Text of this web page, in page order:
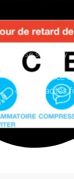
Case summery
L'importance
des capacités